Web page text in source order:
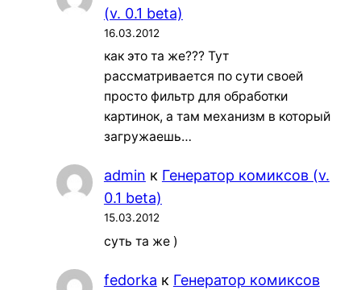
(v. 0.1 beta)
16.03.2012
как это та же??? Тут
рассматривается по сути своей
просто фильтр для обработки
картинок, а там механизм в который
загружаешь…
admin к Генератор комиксов (v.
0.1 beta)
15.03.2012
суть та же )
fedorka к Генератор комиксов